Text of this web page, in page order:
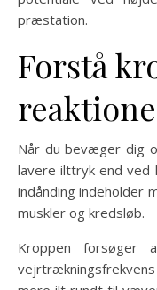
præstation.
Forstå
Når du bevæger dig
lavere ilttryk end ved
indånding indeholder
muskler og kredsløb.
Kroppen forsøger